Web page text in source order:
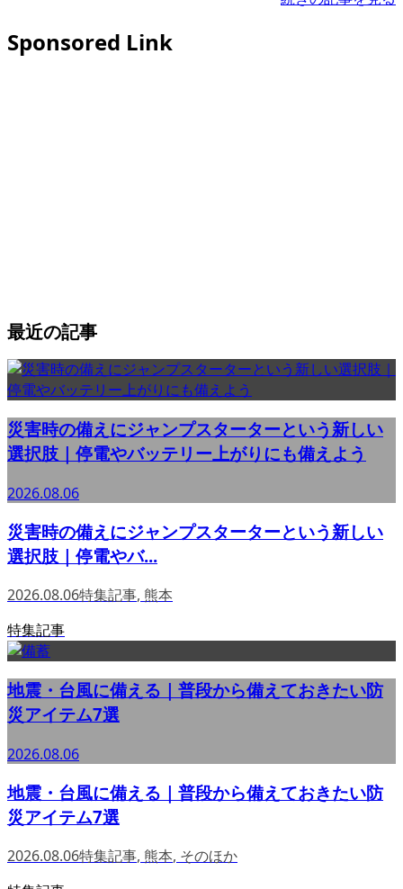
Sponsored Link
最近の記事
災害時の備えにジャンプスターターという新しい
選択肢｜停電やバッテリー上がりにも備えよう
2026.08.06
災害時の備えにジャンプスターターという新しい
選択肢｜停電やバ...
2026.08.06特集記事, 熊本
特集記事
地震・台風に備える｜普段から備えておきたい防
災アイテム7選
2026.08.06
地震・台風に備える｜普段から備えておきたい防
災アイテム7選
2026.08.06特集記事, 熊本, そのほか